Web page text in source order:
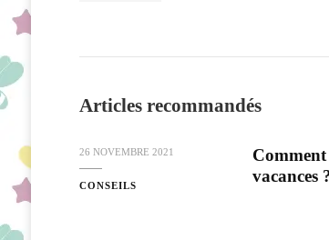
Articles recommandés
26 NOVEMBRE 2021
CONSEILS
vacances